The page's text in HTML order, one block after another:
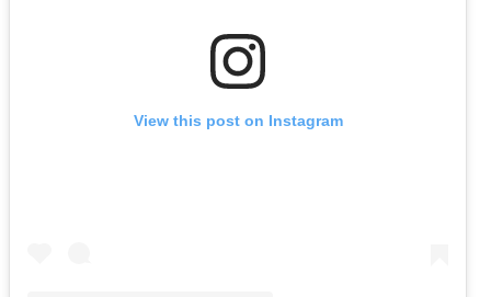
View this post on Instagram